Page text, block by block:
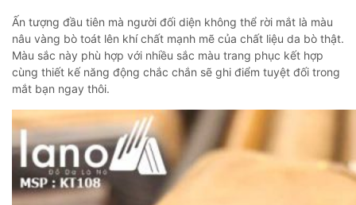
Ấn tượng đầu tiên mà người đối diện không thể rời mắt là màu
nâu vàng bò toát lên khí chất mạnh mẽ của chất liệu da bò thật.
Màu sắc này phù hợp với nhiều sắc màu trang phục kết hợp
cùng thiết kế năng động chắc chắn sẽ ghi điểm tuyệt đối trong
mắt bạn ngay thôi.